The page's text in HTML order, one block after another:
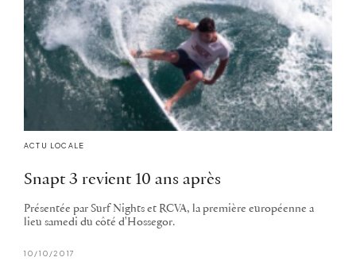
ACTU LOCALE
Snapt 3 revient 10 ans après
Présentée par Surf Nights et RCVA, la première européenne a
lieu samedi du côté d'Hossegor.
10/10/2017